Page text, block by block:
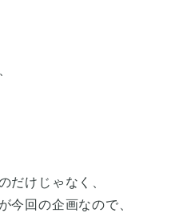
だけじゃなく、
今回の企画なので、